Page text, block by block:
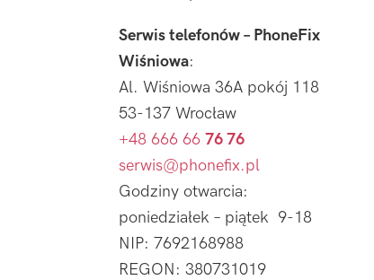
Serwis telefonów – PhoneFix
Wiśniowa:
Al. Wiśniowa 36A pokój 118
53-137 Wrocław
+48 666 66 76 76
serwis@phonefix.pl
Godziny otwarcia:
poniedziałek – piątek 9-18
NIP: 7692168988
REGON: 380731019